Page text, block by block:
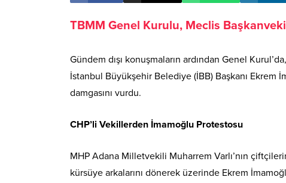
TBMM Genel Kurulu, Meclis
Gündem dışı konuşmaların ardından Genel
İstanbul Büyükşehir Belediye (İBB) Başkanı Ekrem
damgasını vurdu.
CHP’li Vekillerden İmamoğlu Protestosu
MHP Adana Milletvekili Muharrem Varlı’nın
kürsüye arkalarını dönerek üzerinde Ekrem